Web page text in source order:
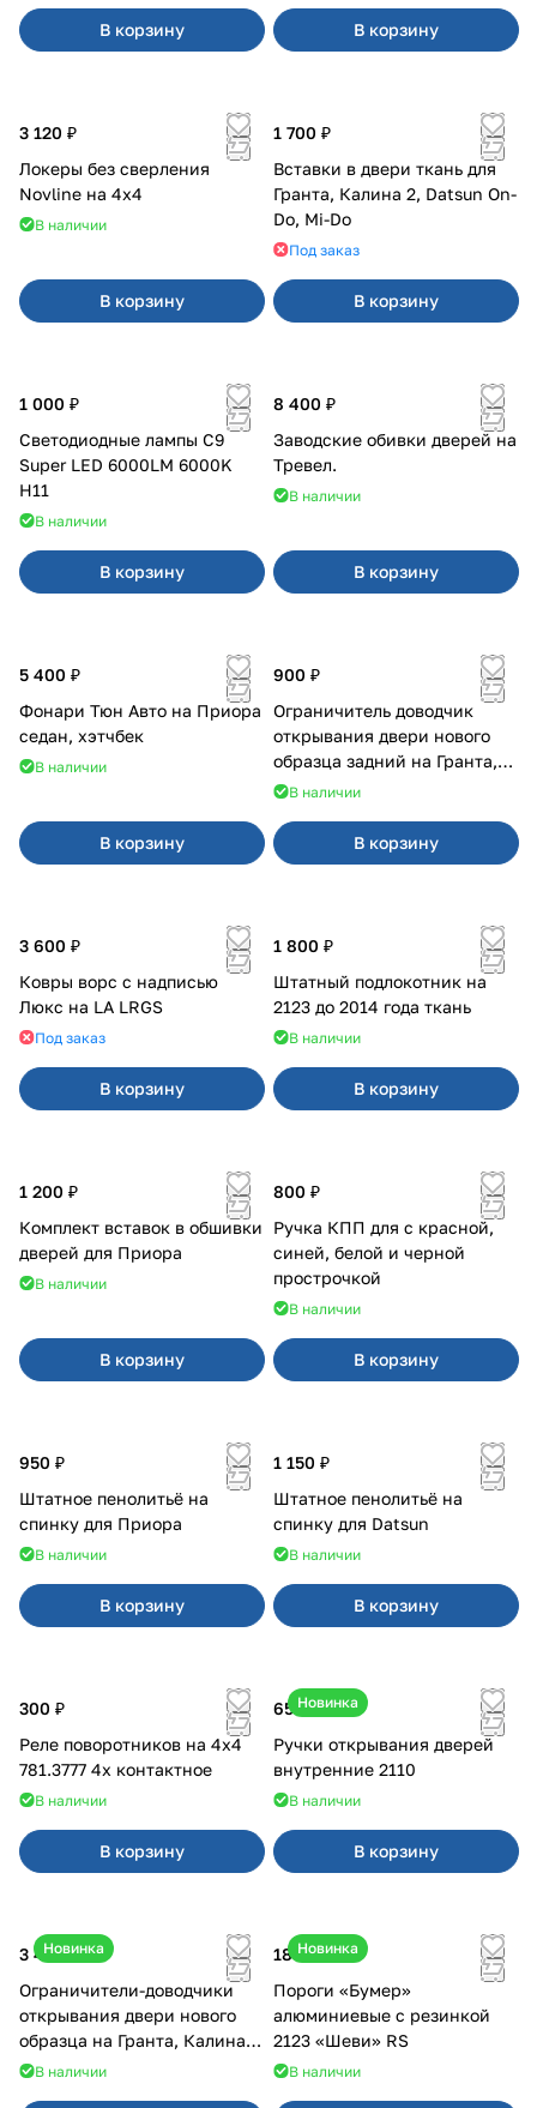
В корзину В корзину
3 120 ₽
Локеры без сверления
Novline на 4х4
В наличии
В корзину
1 700 ₽
Вставки в двери ткань для
Гранта, Калина 2, Datsun On-
Do, Mi-Do
Под заказ
В корзину
1 000 ₽
Светодиодные лампы C9
Super LED 6000LM 6000K
H11
В наличии
В корзину
8 400 ₽
Заводские обивки дверей на
Тревел.
В наличии
В корзину
5 400 ₽
Фонари Тюн Авто на Приора
седан, хэтчбек
В наличии
В корзину
900 ₽
Ограничитель доводчик
открывания двери нового
образца задний на Гранта,
Урбан
В наличии
В корзину
3 600 ₽
Ковры ворс с надписью
Люкс на LA LRGS
Под заказ
В корзину
1 800 ₽
Штатный подлокотник на
2123 до 2014 года ткань
В наличии
В корзину
1 200 ₽
Комплект вставок в обшивки
дверей для Приора
В наличии
В корзину
800 ₽
Ручка КПП для с красной,
синей, белой и черной
прострочкой
В наличии
В корзину
950 ₽
Штатное пенолитьё на
спинку для Приора
В наличии
В корзину
1 150 ₽
Штатное пенолитьё на
спинку для Datsun
В наличии
В корзину
300 ₽
Реле поворотников на 4х4
781.3777 4х контактное
В наличии
В корзину
Новинка
650 ₽
Ручки открывания дверей
внутренние 2110
В наличии
В корзину
Новинка
3 400 ₽
Ограничители-доводчики
открывания двери нового
образца на Гранта, Калина 2,
Урбан
В наличии
Новинка
18 000 ₽
Пороги «Бумер»
алюминиевые с резинкой
2123 «Шеви» RS
В наличии